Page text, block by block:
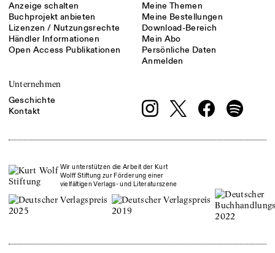
Anzeige schalten
Buchprojekt anbieten
Lizenzen / Nutzungsrechte
Händler Informationen
Open Access Publikationen
Meine Themen
Meine Bestellungen
Download-Bereich
Mein Abo
Persönliche Daten
Anmelden
Unternehmen
Geschichte
Kontakt
Wir unterstützen die Arbeit der Kurt
Wolff Stiftung zur Förderung einer
vielfältigen Verlags- und Literaturszene